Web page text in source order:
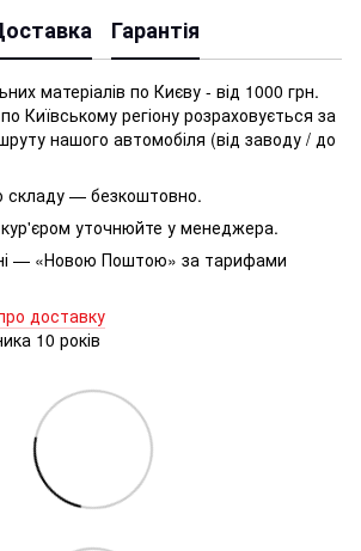
Гарантія
матеріалів по Києву - від 1000 грн.
Київському регіону розраховується за
нашого автомобіля (від заводу / до
складу — безкоштовно.
уточнюйте у менеджера.
— «Новою Поштою» за тарифами
доставку
10 років